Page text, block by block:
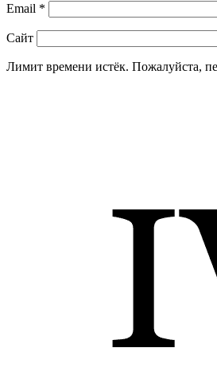
Email *
Сайт
Лимит времени истёк. Пожалуйста,